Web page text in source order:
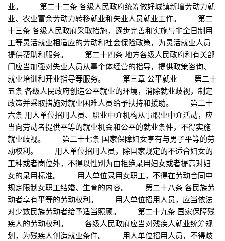
业。 第二十二条 各级人民政府统筹做好城镇新增劳动力就
业、农业富余劳动力转移就业和失业人员就业工作。 第二
十三条 各级人民政府采取措施，逐步完善和实施与非全日制用
工等灵活就业相适应的劳动和社会保险政策，为灵活就业人员
提供帮助和服务。 第二十四条 地方各级人民政府和有关部
门应当加强对失业人员从事个体经营的指导，提供政策咨询、
就业培训和开业指导等服务。 第三章 公平就业 第二十
五条 各级人民政府创造公平就业的环境，消除就业歧视，制定
政策并采取措施对就业困难人员给予扶持和援助。 第二十
六条 用人单位招用人员、职业中介机构从事职业中介活动，应
当向劳动者提供平等的就业机会和公平的就业条件，不得实施
就业歧视。 第二十七条 国家保障妇女享有与男子平等的劳
动权利。 用人单位招用人员，除国家规定的不适合妇女的
工种或者岗位外，不得以性别为由拒绝录用妇女或者提高对妇
女的录用标准。 用人单位录用女职工，不得在劳动合同中
规定限制女职工结婚、生育的内容。 第二十八条 各民族劳
动者享有平等的劳动权利。 用人单位招用人员，应当依法
对少数民族劳动者给予适当照顾。 第二十九条 国家保障残
疾人的劳动权利。 各级人民政府应当对残疾人就业统筹规
划，为残疾人创造就业条件。 用人单位招用人员，不得歧